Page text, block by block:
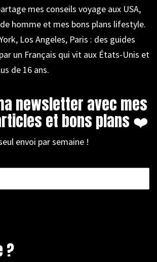
mes conseils voyage aux USA,
homme et mes bons plans lifestyle.
Los Angeles, Paris : des guides
un Français qui vit aux États-Unis et
de 16 ans.
newsletter avec mes
et bons plans ❤️
envoi par semaine !
?